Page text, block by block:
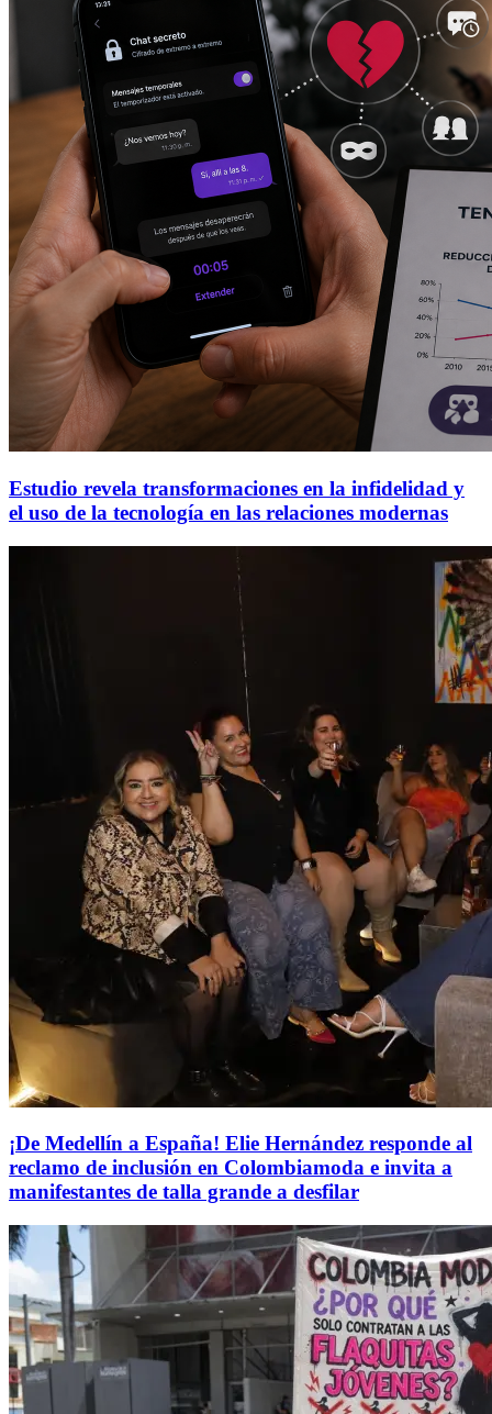
Estudio revela transformaciones en la infidelidad y
el uso de la tecnología en las relaciones modernas
¡De Medellín a España! Elie Hernández responde al
reclamo de inclusión en Colombiamoda e invita a
manifestantes de talla grande a desfilar